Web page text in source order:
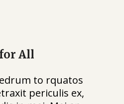
All
to rquatos
periculis ex,